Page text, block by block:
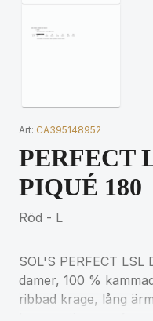
Art: CA395148952
PERFECT
PIQUÉ 180
Röd - L
SOL'S PERFECT
damer, 100 %
ribbad krage, lång